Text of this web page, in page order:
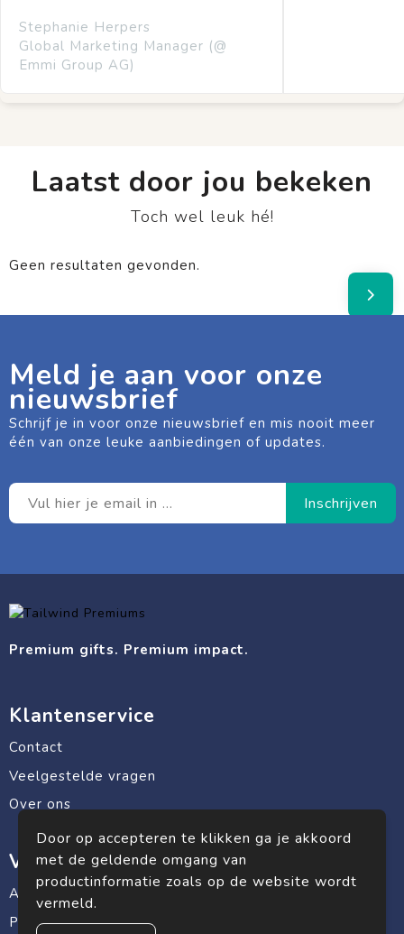
Stephanie Herpers
Global Marketing Manager (@
Emmi Group AG)
Laatst door jou bekeken
Toch wel leuk hé!
Geen resultaten gevonden.
Meld je aan voor onze
nieuwsbrief
Schrijf je in voor onze nieuwsbrief en mis nooit meer
één van onze leuke aanbiedingen of updates.
Premium gifts. Premium impact.
Klantenservice
Contact
Veelgestelde vragen
Over ons
Veilig winkelen
Algemene voorwaarden
Privacyverklaring
Door op accepteren te klikken ga je akkoord
met de geldende omgang van
productinformatie zoals op de website wordt
vermeld.